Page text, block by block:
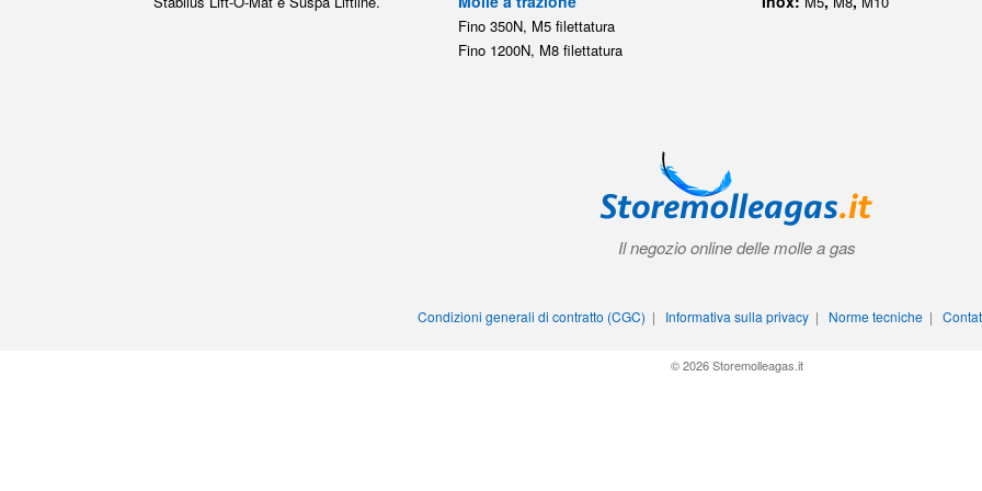
Fino 350N, M5 filettatura
Fino 1200N, M8 filettatura
Il negozio online delle molle a gas
Condizioni generali di contratto (CGC) | Informativa sulla privacy| Norme tecniche|
© 2026 Storemolleagas.it